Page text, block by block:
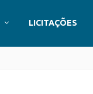
LICITAÇÕES